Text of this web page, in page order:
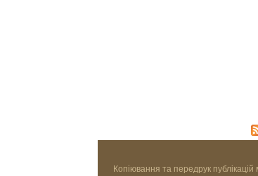
Копіювання та передрук